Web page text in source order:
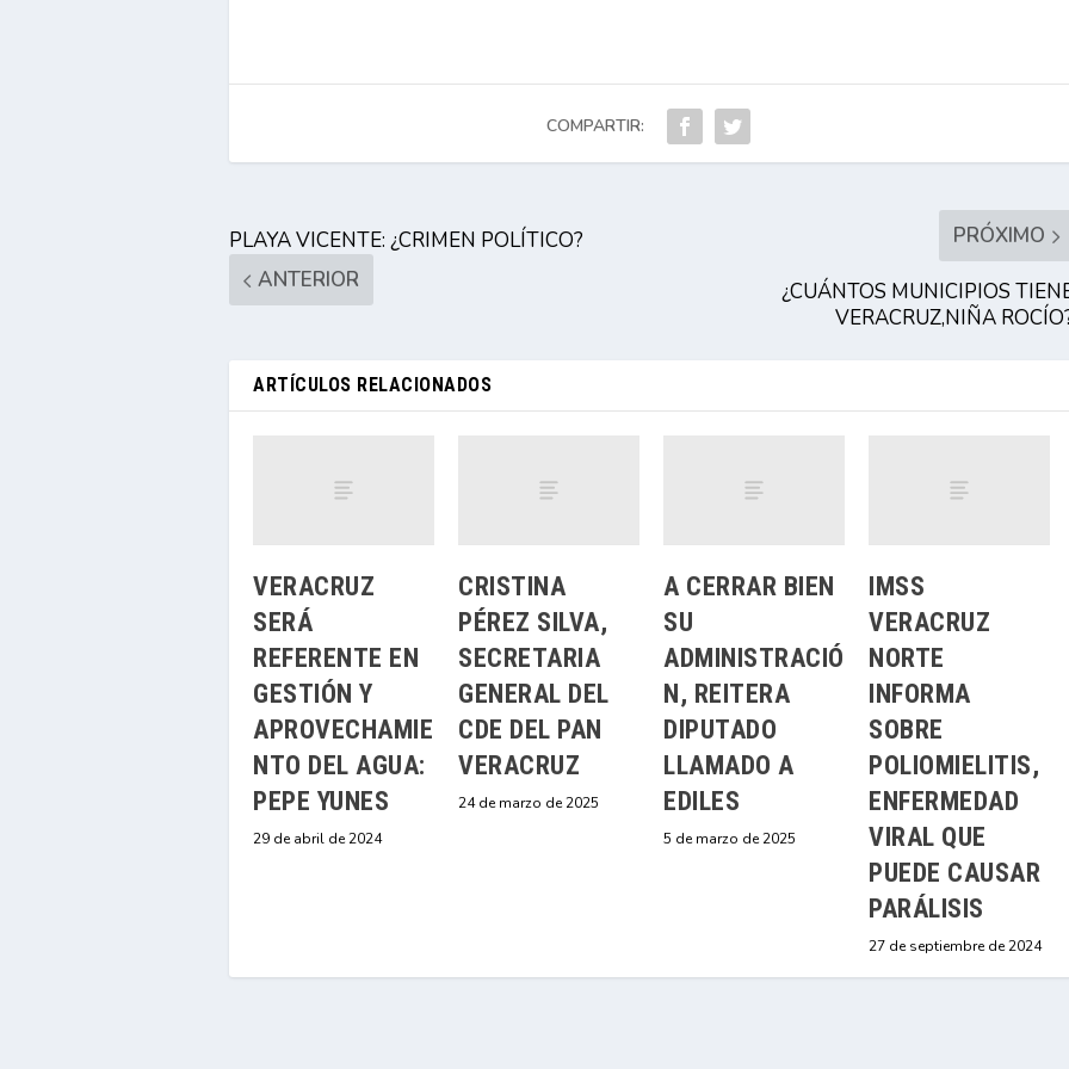
COMPARTIR:
PLAYA VICENTE: ¿CRIMEN POLÍTICO?
ANTERIOR
PRÓXIMO
¿CUÁNTOS MUNICIPIOS
VERACRUZ,NIÑA
ARTÍCULOS RELACIONADOS
VERACRUZ
SERÁ
REFERENTE EN
GESTIÓN Y
APROVECHAMIE
NTO DEL AGUA:
PEPE YUNES
29 de abril de 2024
CRISTINA
PÉREZ SILVA,
SECRETARIA
GENERAL DEL
CDE DEL PAN
VERACRUZ
24 de marzo de 2025
A CERRAR BIEN
SU
ADMINISTRACIÓ
N, REITERA
DIPUTADO
LLAMADO A
EDILES
5 de marzo de 2025
IMSS
VERACRUZ
NORTE
INFORMA
SOBRE
POLIOMIELITIS,
ENFERMEDAD
VIRAL QUE
PUEDE CAUSAR
PARÁLISIS
27 de septiembre de 2024